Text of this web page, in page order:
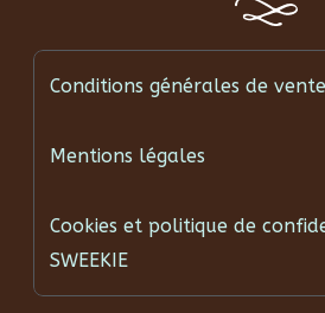
Conditions générales de vente
Mentions légales
Cookies et politique de
SWEEKIE